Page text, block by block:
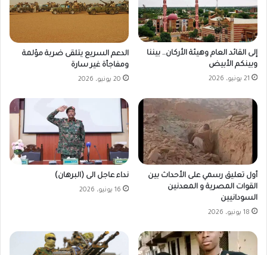
إلى القائد العام وهيئة الأركان.. بيننا
وبينكم الأبيض
21 يونيو، 2026
الدعم السريع يتلقى ضربة مؤلمة
ومفاجأة غير سارة
20 يونيو، 2026
أول تعليق رسمي على الأحداث بين
القوات المصرية و المعدنين
السودانيين
18 يونيو، 2026
نداء عاجل الى (البرهان)
16 يونيو، 2026